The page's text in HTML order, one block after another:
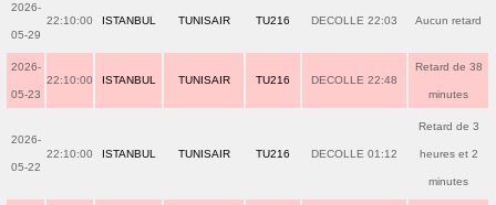
2026-
05-29
22:10:00 ISTANBUL TUNISAIR TU216 DECOLLE 22:03 Aucun retard
2026-
05-23
22:10:00 ISTANBUL TUNISAIR TU216 DECOLLE 22:48
Retard de 38
minutes
2026-
05-22
22:10:00 ISTANBUL TUNISAIR TU216 DECOLLE 01:12
Retard de 3
heures et 2
minutes